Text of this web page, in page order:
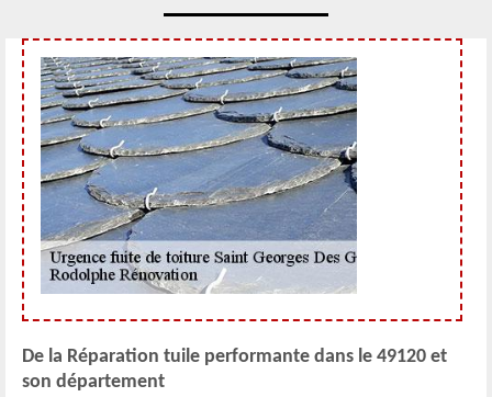
De la Réparation tuile performante dans le 49120 et
son département